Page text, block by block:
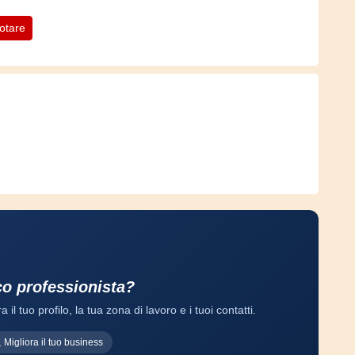
professionista?
il tuo profilo, la tua zona di lavoro e i tuoi contatti.
Migliora il tuo business